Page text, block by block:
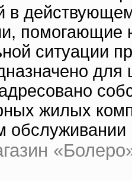
в
помогающие
ситуации
для
жилых